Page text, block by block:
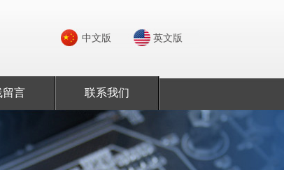
中文版 英文版
留言 联系我们